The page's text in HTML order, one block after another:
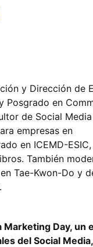
y Dirección de
Posgrado en
de Social
empresas en
en ICEMD-
También
Tae-Kwon-Do y
Marketing Day, un
del Social